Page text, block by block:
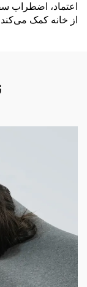
اعتماد، اضطراب
از خانه کمک